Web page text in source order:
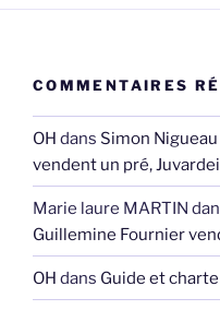
COMMENTAIRES
OH dans Simon
vendent un pré,
Marie laure MARTIN
Guillemine Fournier
OH dans Guide et